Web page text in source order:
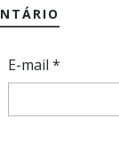
E-mail*